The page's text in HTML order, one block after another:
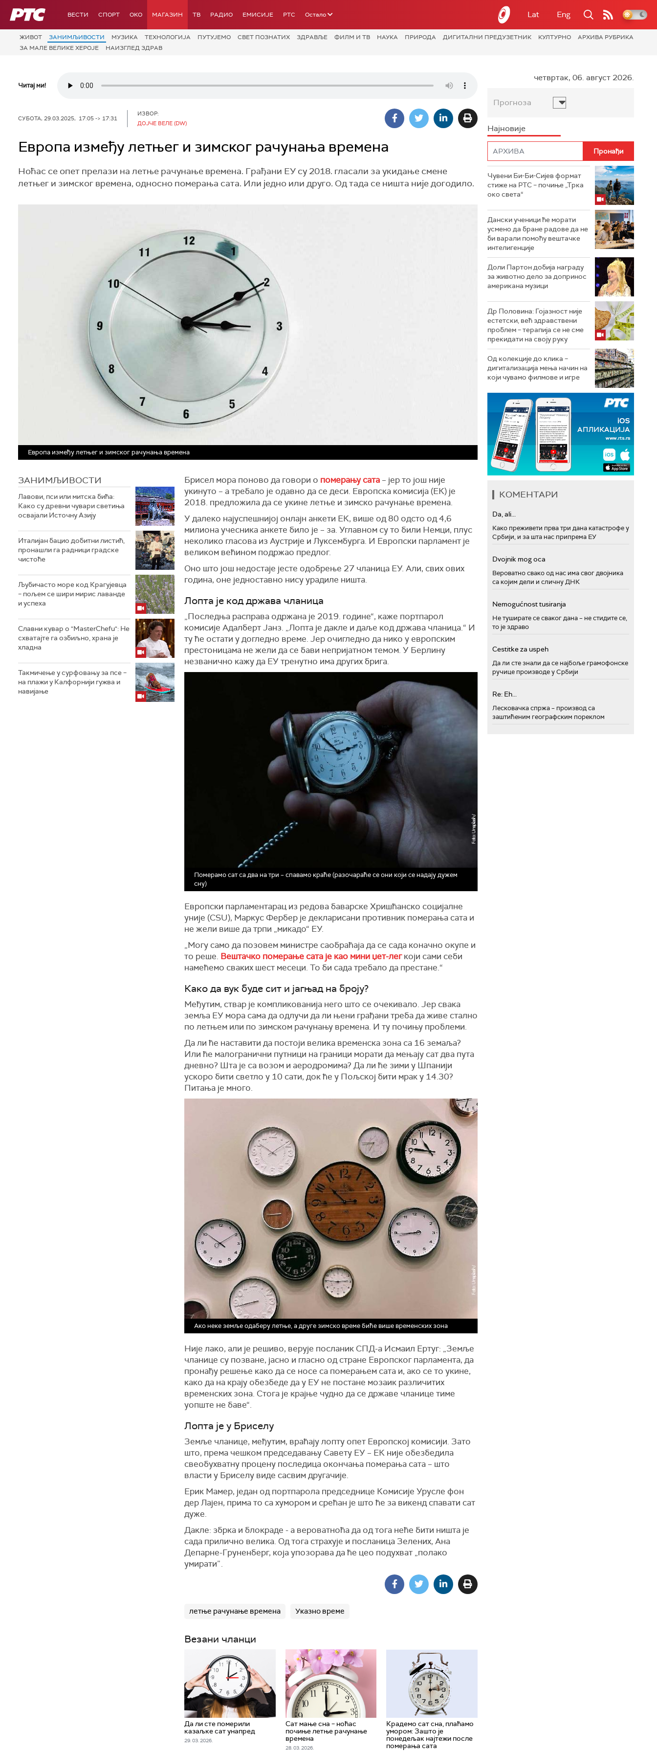
РТС ВЕСТИ СПОРТ OKO МАГАЗИН ТВ РАДИО ЕМИСИЈЕ РТС Остало Lat Eng
ЖИВОТ ЗАНИМЉИВОСТИ МУЗИКА ТЕХНОЛОГИЈA ПУТУЈЕМО СВЕТ ПОЗНАТИХ ЗДРАВЉЕ ФИЛМ И ТВ НАУКА ПРИРОДА ДИГИТАЛНИ ПРЕДУЗЕТНИК КУЛТУРНО
АРХИВА РУБРИКА
ЗА МАЛЕ ВЕЛИКЕ ХЕРОЈЕ
НАИЗГЛЕД ЗДРАВ
Читај ми!
СУБОТА, 29.03.2025, 17:05 -> 17:31
ИЗВОР:
ДОЈЧЕ ВЕЛЕ (DW)
Европа између летњег и зимског рачунања времена
Ноћас се опет прелази на летње рачунање времена. Грађани ЕУ су 2018. гласали за укидање смене
летњег и зимског времена, односно померања сата. Или једно или друго. Од тада се ништа није догодило.
Европа између летњег и зимског рачунања времена
ЗАНИМЉИВОСТИ
Лавови, пси или митска бића:
Како су древни чувари светиња
освајали Источну Азију
Италијан бацио добитни листић,
пронашли га радници градске
чистоће
Љубичасто море код Крагујевца
– пољем се шири мирис лаванде
и успеха
Славни кувар о "MasterChefu": Не
схватајте га озбиљно, храна је
хладна
Такмичење у сурфовању за псе –
на плажи у Калфорнији гужва и
навијање
Брисел мора поново да говори о померању сата – јер то још није
укинуто – а требало је одавно да се деси. Европска комисија (ЕК) је
2018. предложила да се укине летње и зимско рачунање времена.
У далеко најуспешнијој онлајн анкети ЕК, више од 80 одсто од 4,6
милиона учесника анкете било је – за. Углавном су то били Немци, плус
неколико гласова из Аустрије и Луксембурга. И Европски парламент је
великом већином подржао предлог.
Оно што још недостаје јесте одобрење 27 чланица ЕУ. Али, свих ових
година, оне једноставно нису урадиле ништа.
Лопта је код држава чланица
„Последња расправа одржана је 2019. године“, каже портпарол
комисије Адалберт Јанз. „Лопта је дакле и даље код држава чланица.“ И
ту ће остати у догледно време. Јер очигледно да нико у европским
престоницама не жели да се бави непријатном темом. У Берлину
незванично кажу да ЕУ тренутно има других брига.
Померамо сат са два на три – спавамо краће (разочараће се они који се надају дужем
сну)
Европски парламентарац из редова баварске Хришћанско социјалне
уније (CSU), Маркус Фербер је декларисани противник померања сата и
не жели више да трпи „микадо“ ЕУ.
„Могу само да позовем министре саобраћаја да се сада коначно окупе и
то реше. Вештачко померање сата је као мини џет-легкоји сами себи
намећемо сваких шест месеци. То би сада требало да престане.“
Како да вук буде сит и јагњад на броју?
Међутим, ствар је компликованија него што се очекивало. Јер свака
земља ЕУ мора сама да одлучи да ли њени грађани треба да живе стално
по летњем или по зимском рачунању времена. И ту почињу проблеми.
Да ли ће наставити да постоји велика временска зона са 16 земаља?
Или ће малогранични путници на граници морати да мењају сат два пута
дневно? Шта је са возом и аеродромима? Да ли ће зими у Шпанији
ускоро бити светло у 10 сати, док ће у Пољској бити мрак у 14.30?
Питања је много.
Ако неке земље одаберу летње, а друге зимско време биће више временских зона
Није лако, али је решиво, верује посланик СПД-а Исмаил Ертуг: „Земље
чланице су позване, јасно и гласно од стране Европског парламента, да
пронађу решење како да се носе са померањем сата и, ако се то укине,
како да на крају обезбеде да у ЕУ не постане мозаик различитих
временских зона. Стога је крајње чудно да се државе чланице тиме
уопште не баве“.
Лопта је у Бриселу
Земље чланице, међутим, враћају лопту опет Европској комисији. Зато
што, према чешком председавању Савету ЕУ – ЕК није обезбедила
свеобухватну процену последица окончања померања сата – што
власти у Бриселу виде сасвим другачије.
Ерик Мамер, један од портпарола председнице Комисије Урусле фон
дер Лајен, прима то са хумором и срећан је што ће за викенд спавати сат
дуже.
Дакле: збрка и блокраде - а вероватноћа да од тога неће бити ништа је
сада прилично велика. Од тога страхује и посланица Зелених, Ана
Депарне-Груненберг, која упозорава да ће цео подухват „полако
умирати”.
летње рачунање времена Указно време
Везани чланци
Да ли сте померили
казаљке сат унапред
29. 03. 2026.
Сат мање сна – ноћас
почиње летње рачунање
времена
28. 03. 2026.
Крадемо сат сна, плаћамо
умором: Зашто је
понедељак најтежи после
померања сата
четвртак, 06. август 2026.
Прогноза
Најновије
Чувени Би-Би-Сијев формат
стиже на РТС – почиње „Трка
око света“
Дански ученици ће морати
усмено да бране радове да не
би варали помоћу вештачке
интелигенције
Доли Партон добија награду
за животно дело за допринос
американа музици
Др Половина: Гојазност није
естетски, већ здравствени
проблем – терапија се не сме
прекидати на своју руку
Од колекције до клика –
дигитализација мења начин на
који чувамо филмове и игре
КОМЕНТАРИ
Da, ali...
Како преживети прва три дана катастрофе у
Србији, и за шта нас припрема ЕУ
Dvojnik mog oca
Вероватно свако од нас има свог двојника
са којим дели и сличну ДНК
Nemogućnost tusiranja
Не туширате се сваког дана – не стидите се,
то је здраво
Cestitke za uspeh
Да ли сте знали да се најбоље грамофонске
ручице производе у Србији
Re: Eh...
Лесковачка спржа – производ са
заштићеним географским пореклом